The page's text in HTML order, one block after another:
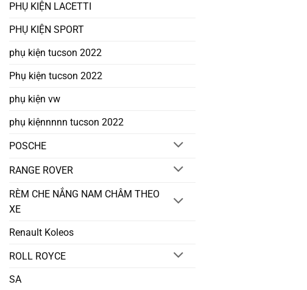
PHỤ KIỆN LACETTI
PHỤ KIỆN SPORT
phụ kiện tucson 2022
Phụ kiện tucson 2022
phụ kiện vw
phụ kiệnnnnn tucson 2022
POSCHE
RANGE ROVER
RÈM CHE NẮNG NAM CHÂM THEO
XE
Renault Koleos
ROLL ROYCE
SA